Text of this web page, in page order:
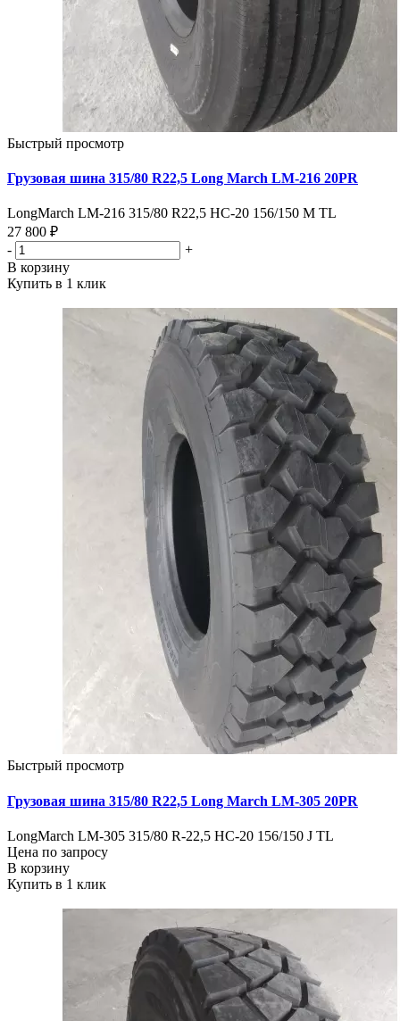
Быстрый просмотр
Грузовая шина 315/80 R22,5 Long March LM-216 20PR
LongMarch LM-216 315/80 R22,5 НС-20 156/150 M TL
27 800 ₽
-
+
В корзину
Купить в 1 клик
Быстрый просмотр
Грузовая шина 315/80 R22,5 Long March LM-305 20PR
LongMarch LM-305 315/80 R-22,5 HC-20 156/150 J TL
Цена по запросу
В корзину
Купить в 1 клик